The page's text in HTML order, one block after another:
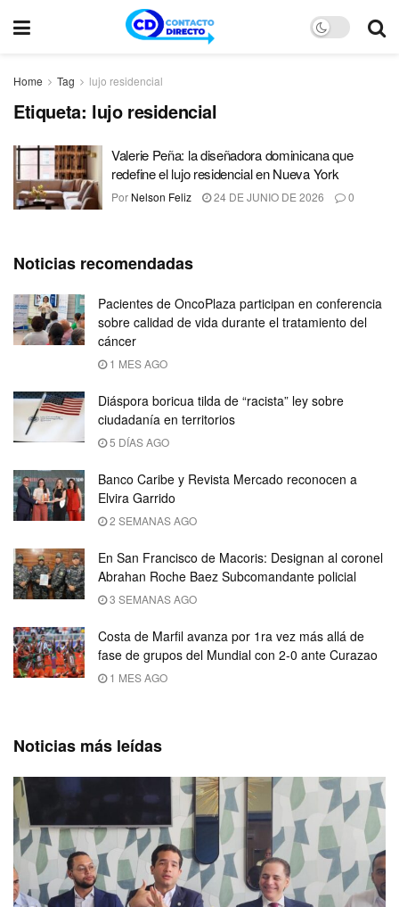
Home Tag lujo residencial
Etiqueta: lujo residencial
Valerie Peña: la diseñadora dominicana que
redefine el lujo residencial en Nueva York
Por Nelson Feliz 24 DE JUNIO DE 2026 0
Noticias recomendadas
Pacientes de OncoPlaza participan en conferencia
sobre calidad de vida durante el tratamiento del
cáncer
1 MES AGO
Diáspora boricua tilda de “racista” ley sobre
ciudadanía en territorios
5 DÍAS AGO
Banco Caribe y Revista Mercado reconocen a
Elvira Garrido
2 SEMANAS AGO
En San Francisco de Macoris: Designan al coronel
Abrahan Roche Baez Subcomandante policial
3 SEMANAS AGO
Costa de Marfil avanza por 1ra vez más allá de
fase de grupos del Mundial con 2-0 ante Curazao
1 MES AGO
Noticias más leídas